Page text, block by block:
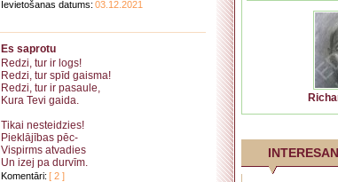
Ievietošanas datums: 03.12.2021
Es saprotu
Redzi, tur ir logs!
Redzi, tur spīd gaisma!
Redzi, tur ir pasaule,
Kura Tevi gaida.
Tikai nesteidzies!
Pieklājības pēc-
Vispirms atvadies
Un izej pa durvīm.
Komentāri: [ 2 ]